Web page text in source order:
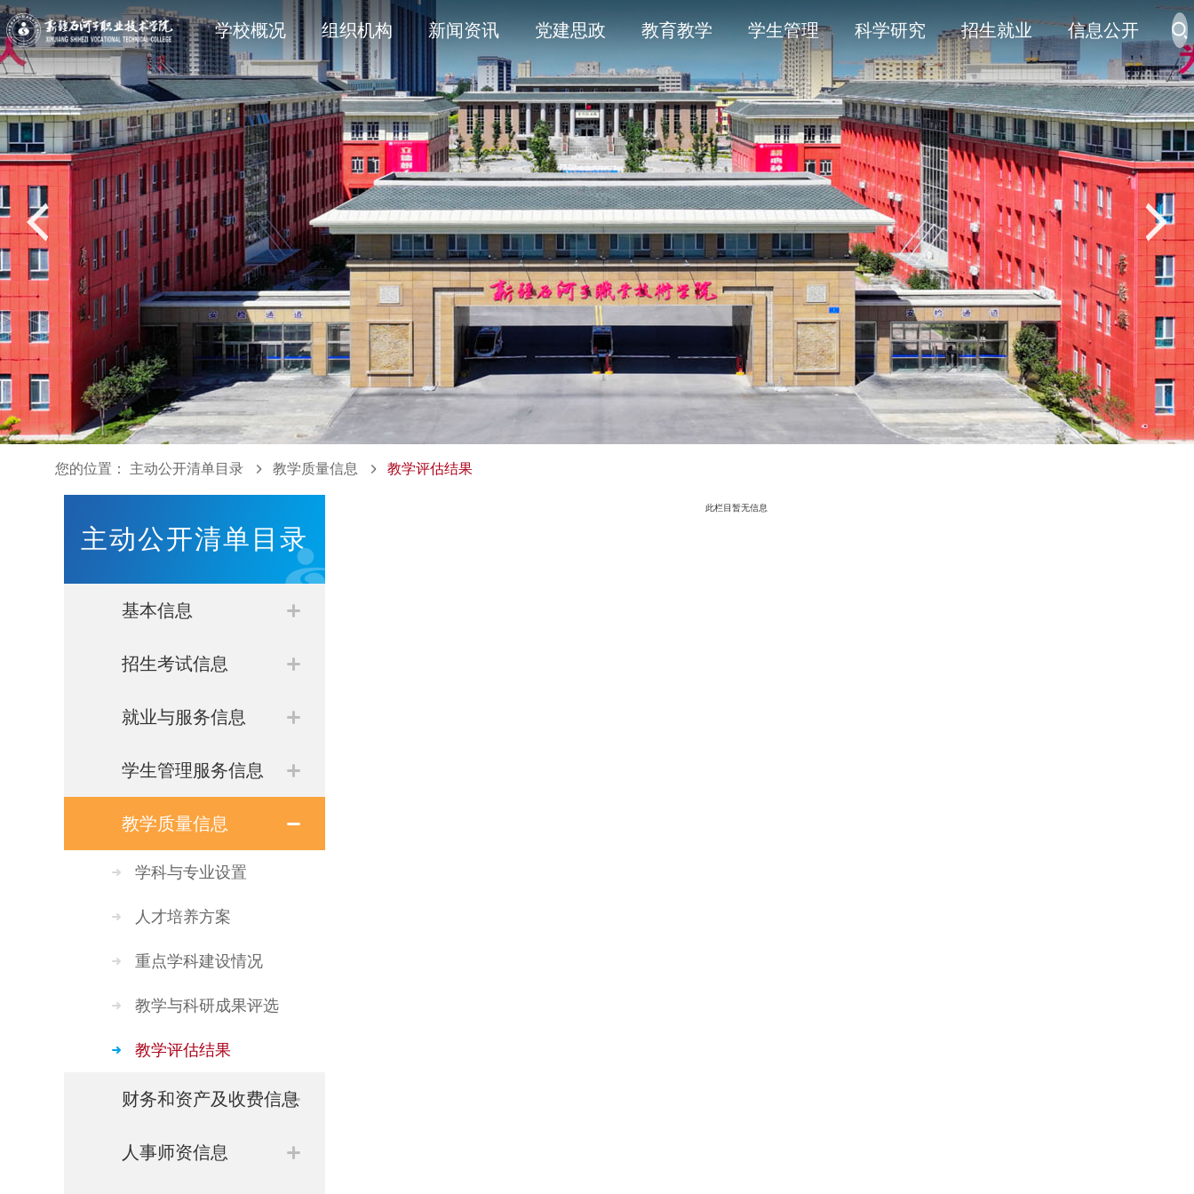
学校概况
学院简介 现任领导
校风校训
组织机构 新闻资讯
石职动态 院部风采
媒体关注 石职印象 平安校园
党建思政
党建专题 思政育人 教育教学
教学动态 双创教育 产教融合
语言文字建设
学生管理
学工处 共青团工作 科学研究
科研动态 创新服务平台
科协技术学会
招生就业
招生专题 就业专题 信息公开
信息公开法规与制度 主动公开清单目录
信息公开其它
您的位置： 主动公开清单目录 教学质量信息 教学评估结果
主动公开清单目录
基本信息
学院简介
领导班子
历史沿革
校风校训
学校章程
发展规划
招生考试信息
本科生招生
高职招生
单独招生
军士招生
就业与服务信息
就业指导
就业服务
学生管理服务信息
学生管理办法
学生申诉途径与处理程序
奖学金及助学金管理规定
勤工俭学管理规定
教学质量信息
学科与专业设置
人才培养方案
重点学科建设情况
教学与科研成果评选
教学评估结果
财务和资产及收费信息
财务资产管理制度
人事师资信息
此栏目暂无信息